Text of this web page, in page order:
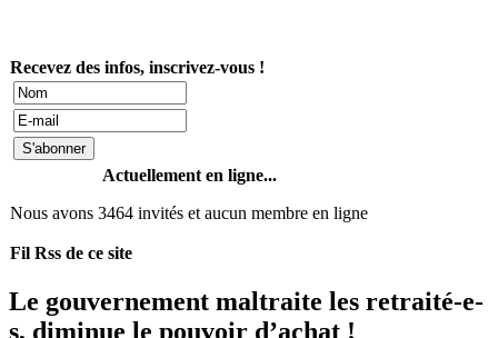
Recevez des infos, inscrivez-vous !
Actuellement en ligne...
Nous avons 3464 invités et aucun membre en ligne
Fil Rss de ce site
Le gouvernement maltraite les retraité-e-
s, diminue le pouvoir d’achat !